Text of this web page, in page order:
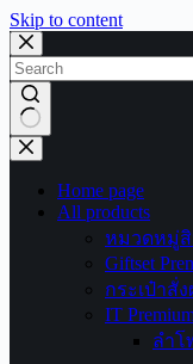
Skip to content
No
results
Home page
All products
หมวดหมู่สิ
Giftset
กระเป๋าสั่ง
IT
ลำโ